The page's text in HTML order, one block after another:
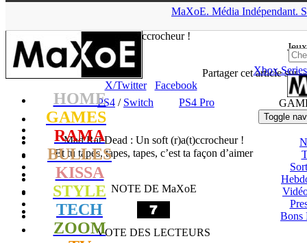
MaXoE. Média Indépendant.
HOME
GAMES
RAMA
BULLES
KISSA
STYLE
TECH
ZOOM
Jeux
Xbox
Toggle
Bons
(r)a(t)ccrocheur !
- 11.11.20, 19:12
Partager cet article sur
X/Twitter
Facebook
PS4 / Switch PS4 Pro
Mad Rat Dead : Un soft (r)a(t)ccrocheur !
Et tu tapes, tapes, tapes, c’est ta façon d’aimer
NOTE DE MaXoE
VOTE DES LECTEURS